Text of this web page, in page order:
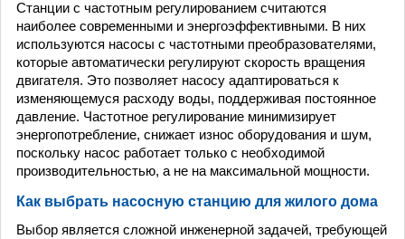
Станции с частотным регулированием считаются
наиболее современными и энергоэффективными. В них
используются насосы с частотными преобразователями,
которые автоматически регулируют скорость вращения
двигателя. Это позволяет насосу адаптироваться к
изменяющемуся расходу воды, поддерживая постоянное
давление. Частотное регулирование минимизирует
энергопотребление, снижает износ оборудования и шум,
поскольку насос работает только с необходимой
производительностью, а не на максимальной мощности.
Как выбрать насосную станцию для жилого дома
Выбор является сложной инженерной задачей, требующей